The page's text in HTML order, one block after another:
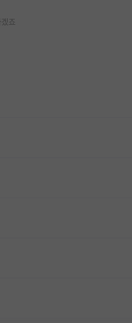
죠